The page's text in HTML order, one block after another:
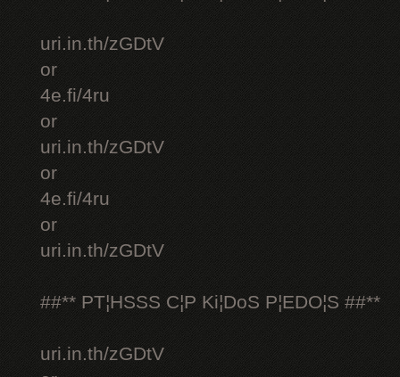
uri.in.th/zGDtV
or
4e.fi/4ru
or
uri.in.th/zGDtV
or
4e.fi/4ru
or
uri.in.th/zGDtV
##** PT¦HSSS C¦P Ki¦DoS P¦EDO¦S ##**
uri.in.th/zGDtV